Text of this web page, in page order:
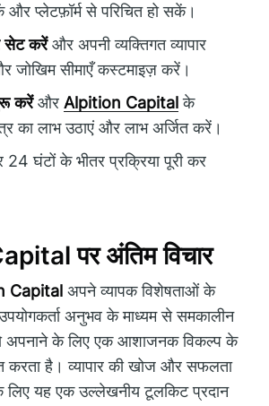
प्लेटफ़ॉर्म से परिचित हो सकें।
सेट करेंऔर अपनी व्यक्तिगत व्यापार
जोखिम सीमाएँ कस्टमाइज़ करें।
करेंऔरAlpition Capitalके
का लाभ उठाएं और लाभ अर्जित करें।
घंटों के भीतर प्रक्रिया पूरी कर
पर अंतिम विचार
Capital अपने व्यापक विशेषताओं के
अनुभव के माध्यम से समकालीन
को अपनाने के लिए एक आशाजनक विकल्प के
करता है। व्यापार की खोज और सफलता
लिए यह एक उल्लेखनीय टूलकिट प्रदान